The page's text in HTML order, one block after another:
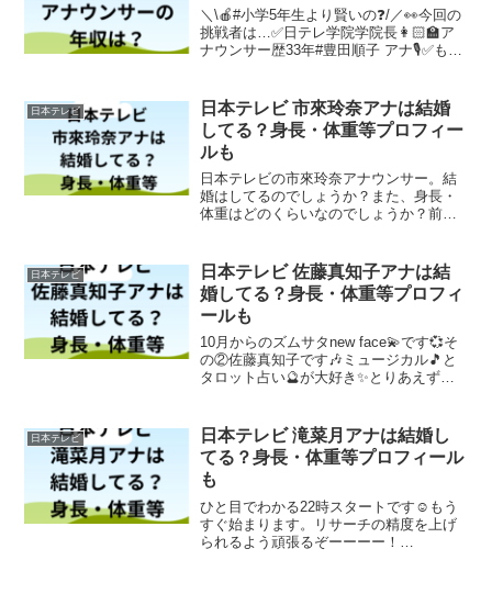
＼\🍎#小学5年生より賢いの❓/／👀今回の
挑戦者は…✅日テレ学院学院長👩🏻‍🏫ア
ナウンサー歴33年#豊田順子 アナ🎙✅もの
で賞金300万円！？ pic.twitt...
日本テレビ
日本テレビ 市來玲奈アナは結婚
してる？身長・体重等プロフィー
ルも
日本テレビの市來玲奈アナウンサー。結
婚はしてるのでしょうか？また、身長・
体重はどのくらいなのでしょうか？前職
奈アナウンサーのプロフィール残るは #
市來玲奈 #アナウン...
日本テレビ
日本テレビ 佐藤真知子アナは結
婚してる？身長・体重等プロフィ
ールも
10月からのズムサタnew face💫です💞そ
の②佐藤真知子です🎶ミュージカル🎵と
タロット占い🔮が大好き✨とりあえずモ
ームイン!!サタデー (...
日本テレビ
日本テレビ 滝菜月アナは結婚し
てる？身長・体重等プロフィール
も
ひと目でわかる22時スタートです☺️もう
すぐ始まります。リサーチの精度を上げ
られるよう頑張るぞーーーー！